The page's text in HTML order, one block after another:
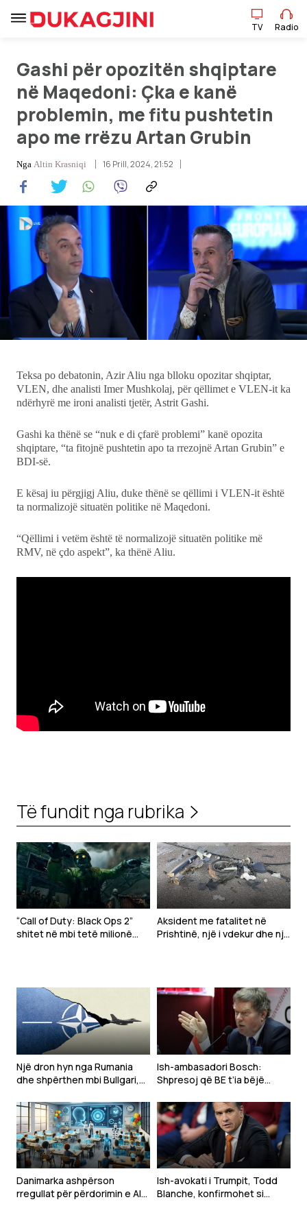
TV
Lajme
Sport
Pikëpamje
Art Jete
Kulturë
Showbiz
Ekonomi
Udhëtime
TV Radio
Gashi për opozitën shqiptare
në Maqedoni: Çka e kanë
problemin, me fitu pushtetin
apo me rrëzu Artan Grubin
Nga Altin Krasniqi 16 Prill, 2024, 21:52
Teksa po debatonin, Azir Aliu nga blloku opozitar shqiptar,
VLEN, dhe analisti Imer Mushkolaj, për qëllimet e VLEN-it ka
ndërhyrë me ironi analisti tjetër, Astrit Gashi.
Gashi ka thënë se “nuk e di çfarë problemi” kanë opozita
shqiptare, “ta fitojnë pushtetin apo ta rrezojnë Artan Grubin” e
BDI-së.
E kësaj iu përgjigj Aliu, duke thënë se qëllimi i VLEN-it është
ta normalizojë situatën politike në Maqedoni.
“Qëllimi i vetëm është të normalizojë situatën politike më
RMV, në çdo aspekt”, ka thënë Aliu.
Të fundit nga rubrika
“Call of Duty: Black Ops 2”
shitet në mbi tetë milionë
Aksident me fatalitet në
Prishtinë, një i vdekur dhe një
Një dron hyn nga Rumania
dhe shpërthen mbi Bullgari,
NATO-s
Ish-ambasadori Bosch:
Shpresoj që BE t’ia bëjë
Kosovës, sikur Serbisë
Danimarka ashpërson
rregullat për përdorimin e AI-
Ish-avokati i Trumpit, Todd
Blanche, konfirmohet si